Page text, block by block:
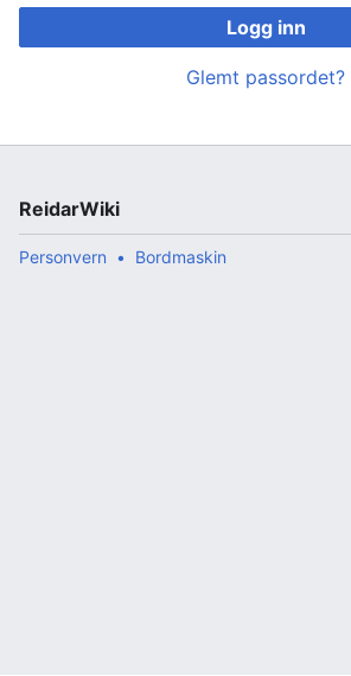
Logg inn
Glemt passordet?
ReidarWiki
Personvern Bordmaskin